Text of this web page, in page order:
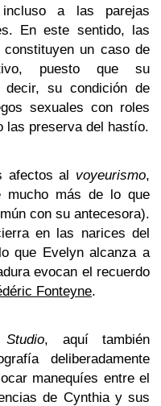
a las parejas
En este sentido, las
un caso de
puesto que su
su condición de
sexuales con roles
las preserva del hastío.
afectos al voyeurismo,
mucho más de lo que
con su antecesora).
en las narices del
que Evelyn alcanza a
evocan el recuerdo
Fonteyne.
, aquí también
deliberadamente
manequíes entre el
de Cynthia y sus